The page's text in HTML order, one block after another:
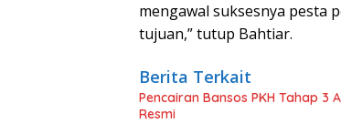
mengawal suksesnya pesta
tujuan,” tutup Bahtiar.
Berita Terkait
Pencairan Bansos PKH Tahap 3
Resmi